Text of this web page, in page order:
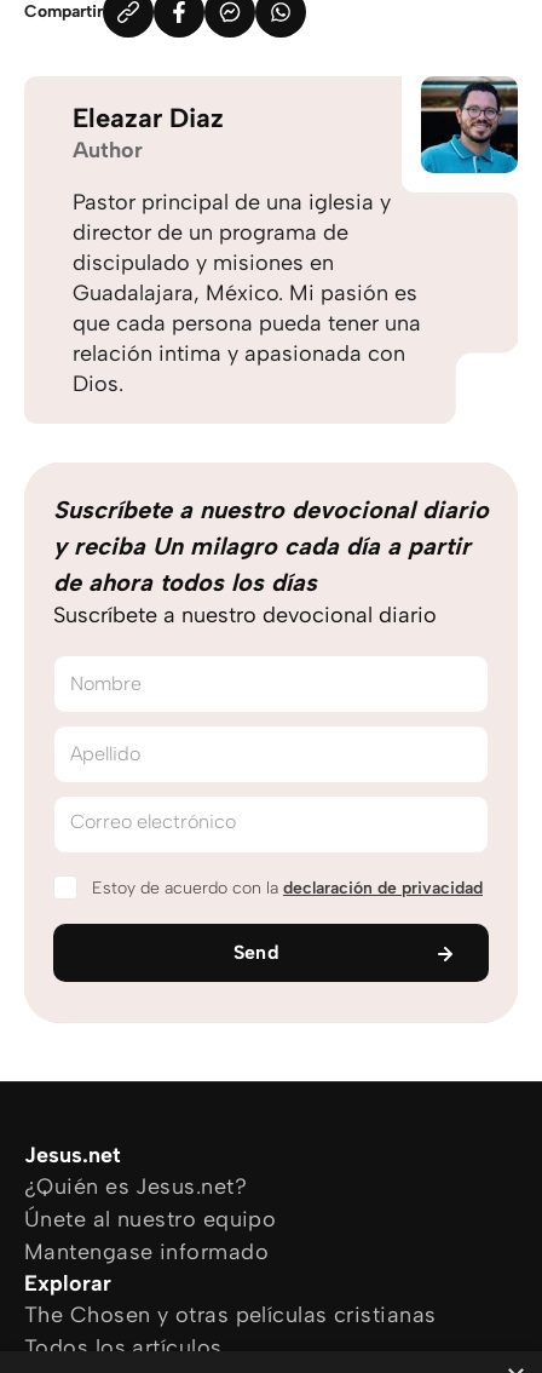
Compartir
Eleazar Diaz
Author
Pastor principal de una iglesia y
director de un programa de
discipulado y misiones en
Guadalajara, México. Mi pasión es
que cada persona pueda tener una
relación intima y apasionada con
Dios.
Suscríbete a nuestro devocional diario
y reciba Un milagro cada día a partir
de ahora todos los días
Suscríbete a nuestro devocional diario
Nombre
Apellido
Correo electrónico
Estoy de acuerdo con la declaración de privacidad
Send
Jesus.net
¿Quién es Jesus.net?
Únete al nuestro equipo
Mantengase informado
Explorar
The Chosen y otras películas cristianas
Todos los artículos